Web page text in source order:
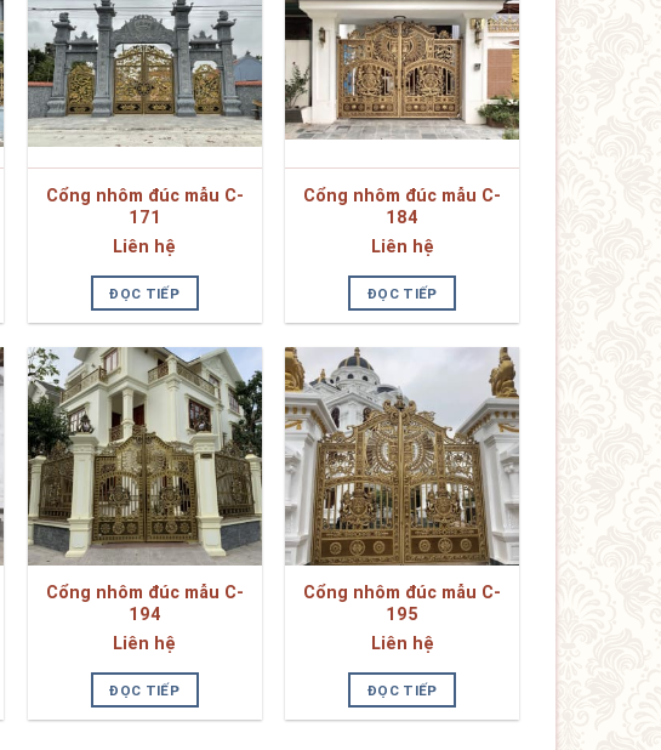
Cổng nhôm đúc mẫu C-
171
Liên hệ
ĐỌC TIẾP
Cổng nhôm đúc mẫu C-
184
Liên hệ
ĐỌC TIẾP
Cổng nhôm đúc mẫu C-
194
Liên hệ
ĐỌC TIẾP
Cổng nhôm đúc mẫu C-
195
Liên hệ
ĐỌC TIẾP